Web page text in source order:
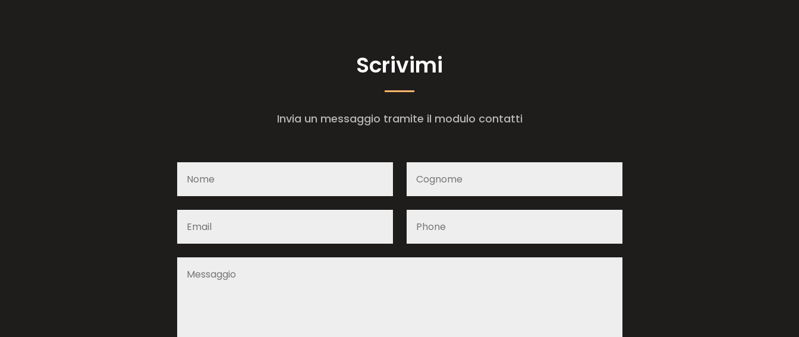
Scrivimi
Invia un messaggio tramite il modulo contatti